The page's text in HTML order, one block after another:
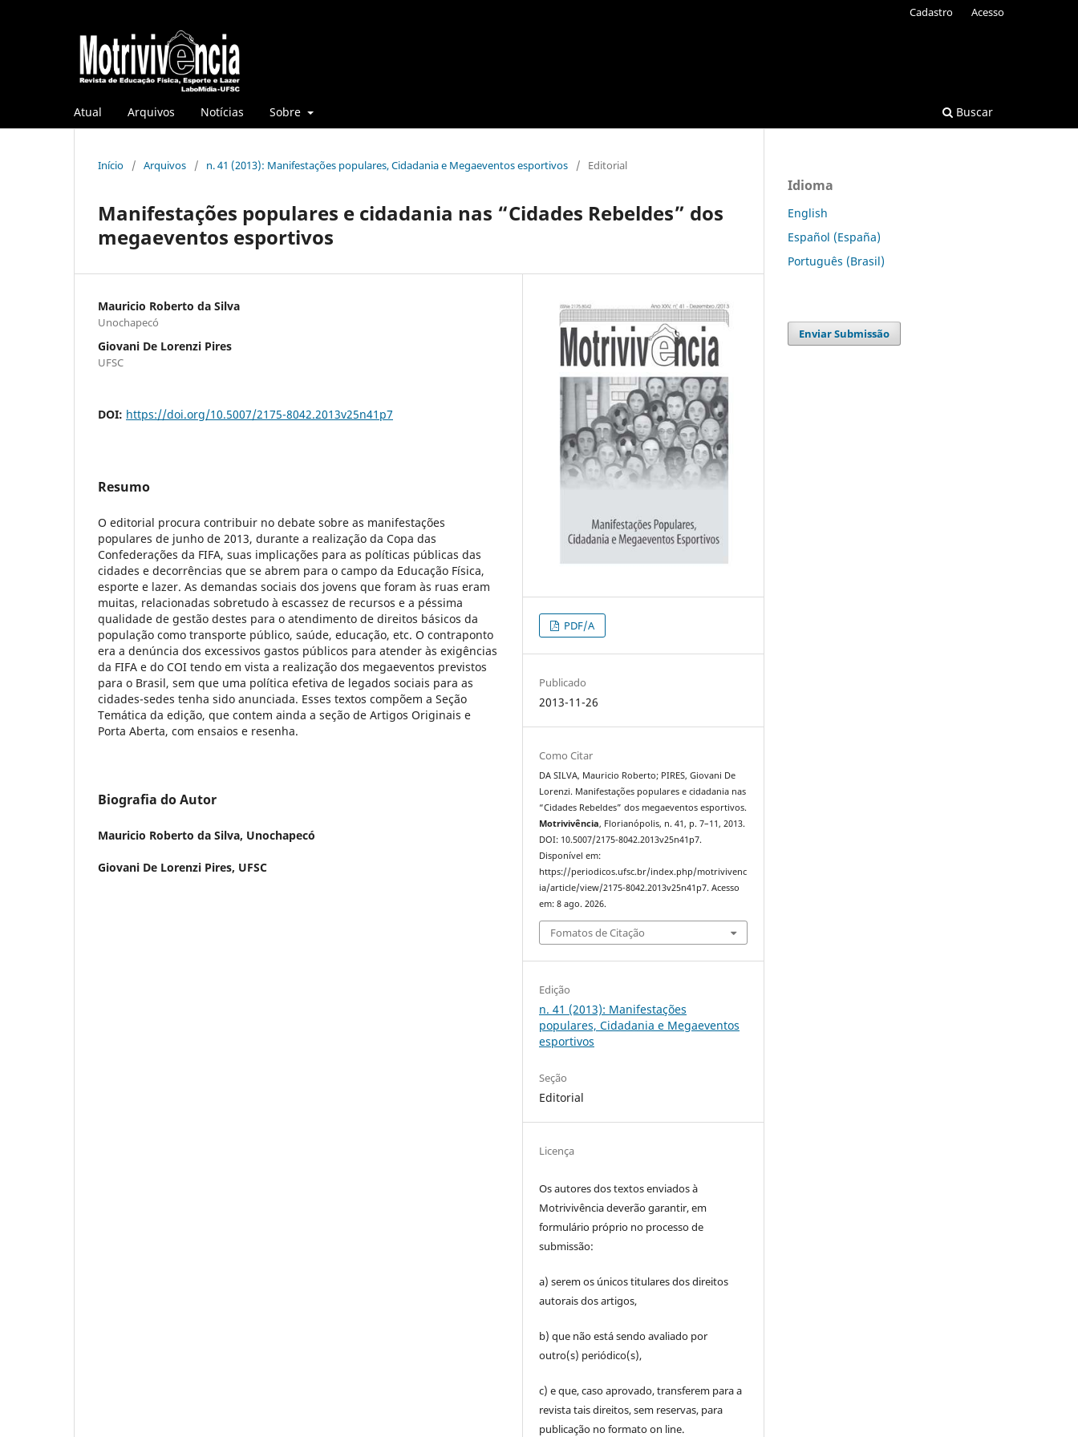
Atual Arquivos Notícias Sobre Buscar
Cadastro Acesso
Início / Arquivos / n. 41 (2013): Manifestações populares, Cidadania e Megaeventos esportivos / Editorial
Manifestações populares e cidadania nas “Cidades Rebeldes” dos
megaeventos esportivos
Mauricio Roberto da Silva
Unochapecó
Giovani De Lorenzi Pires
UFSC
DOI: https://doi.org/10.5007/2175-8042.2013v25n41p7
Resumo
O editorial procura contribuir no debate sobre as manifestações
populares de junho de 2013, durante a realização da Copa das
Confederações da FIFA, suas implicações para as políticas públicas das
cidades e decorrências que se abrem para o campo da Educação Física,
esporte e lazer. As demandas sociais dos jovens que foram às ruas eram
muitas, relacionadas sobretudo à escassez de recursos e a péssima
qualidade de gestão destes para o atendimento de direitos básicos da
população como transporte público, saúde, educação, etc. O contraponto
era a denúncia dos excessivos gastos públicos para atender às exigências
da FIFA e do COI tendo em vista a realização dos megaeventos previstos
para o Brasil, sem que uma política efetiva de legados sociais para as
cidades-sedes tenha sido anunciada. Esses textos compõem a Seção
Temática da edição, que contem ainda a seção de Artigos Originais e
Porta Aberta, com ensaios e resenha.
Biografia do Autor
Mauricio Roberto da Silva, Unochapecó
Giovani De Lorenzi Pires, UFSC
PDF/A
Publicado
2013-11-26
Como Citar
DA SILVA, Mauricio Roberto; PIRES, Giovani De
Lorenzi. Manifestações populares e cidadania nas
“Cidades Rebeldes” dos megaeventos esportivos.
Motrivivência, Florianópolis, n. 41, p. 7–11, 2013.
DOI: 10.5007/2175-8042.2013v25n41p7.
Disponível em:
https://periodicos.ufsc.br/index.php/motrivivenc
ia/article/view/2175-8042.2013v25n41p7. Acesso
em: 8 ago. 2026.
Fomatos de Citação
Edição
n. 41 (2013): Manifestações
populares, Cidadania e Megaeventos
esportivos
Seção
Editorial
Licença
Os autores dos textos enviados à
Motrivivência deverão garantir, em
formulário próprio no processo de
submissão:
a) serem os únicos titulares dos direitos
autorais dos artigos,
b) que não está sendo avaliado por
outro(s) periódico(s),
c) e que, caso aprovado, transferem para a
revista tais direitos, sem reservas, para
publicação no formato on line.
Idioma
English
Español (España)
Português (Brasil)
Enviar Submissão